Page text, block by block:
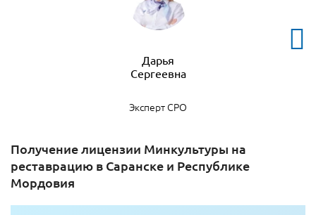
Дарья
Сергеевна
Эксперт СРО
Получение лицензии Минкультуры на
реставрацию в Саранске и Республике
Мордовия